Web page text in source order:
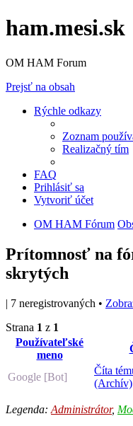
ham.mesi.sk
OM HAM Forum
Prejsť na obsah
Rýchle odkazy
Zoznam
Realizačný tím
FAQ
Prihlásiť sa
Vytvoriť účet
OM HAM Fórum
Prítomnosť na
skrytých
| 7 neregistrovaných •
Strana 1 z 1
Používateľské
meno
Google [Bot]
Číta
(Archív)
Legenda: Administrátor,